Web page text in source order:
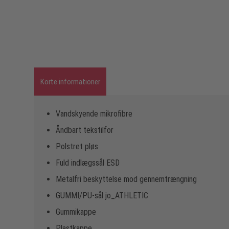
Korte informationer
Vandskyende mikrofibre
Åndbart tekstilfor
Polstret pløs
Fuld indlægssål ESD
Metalfri beskyttelse mod gennemtrængning
GUMMI/PU-sål jo_ATHLETIC
Gummikappe